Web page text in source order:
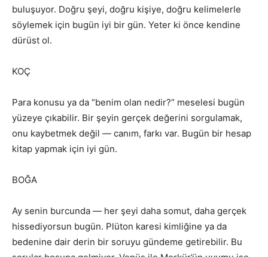
buluşuyor. Doğru şeyi, doğru kişiye, doğru kelimelerle
söylemek için bugün iyi bir gün. Yeter ki önce kendine
dürüst ol.
KOÇ
Para konusu ya da “benim olan nedir?” meselesi bugün
yüzeye çıkabilir. Bir şeyin gerçek değerini sorgulamak,
onu kaybetmek değil — canım, farkı var. Bugün bir hesap
kitap yapmak için iyi gün.
BOĞA
Ay senin burcunda — her şeyi daha somut, daha gerçek
hissediyorsun bugün. Plüton karesi kimliğine ya da
bedenine dair derin bir soruyu gündeme getirebilir. Bu